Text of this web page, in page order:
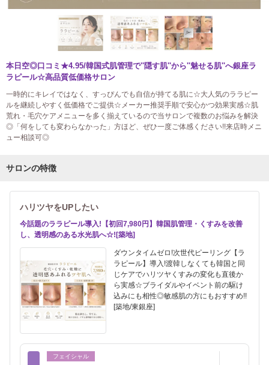
本日空◎口コミ★4.95/韓国式肌管理で''隠す肌''から''魅せる肌''へ銀座ラ
ラピール☆高品質低価格サロン
一時的にキレイではなく、すっぴんでも自信が持てる肌に☆大人気のララピー
ルを継続しやすく低価格でご提供☆メーカー推奨手順で安心かつ効果実感☆肌
荒れ・毛穴ケアメニューを多く揃えているので当サロンで複数のお悩みを解決
◎「何をしても変わらなかった」方ほど、ぜひ一度ご体感ください!!来店時メニ
ュー相談可◎
サロンの特徴
ハリツヤをUPしたい
今話題のララピール導入!【初回7,980円】韓国肌管理・くすみを改善
し、透明感のある水光肌へ☆![築地]
ダウンタイムゼロ!次世代ピーリング【ラ
ラピール】導入!渡韓しなくても韓国と同
じケアでハリツヤくすみの変化も直後か
ら実感☆ブライダルやイベント前の駆け
込みにも相性◎敏感肌の方にもおすすめ!!
[築地/東銀座]
フェイシャル